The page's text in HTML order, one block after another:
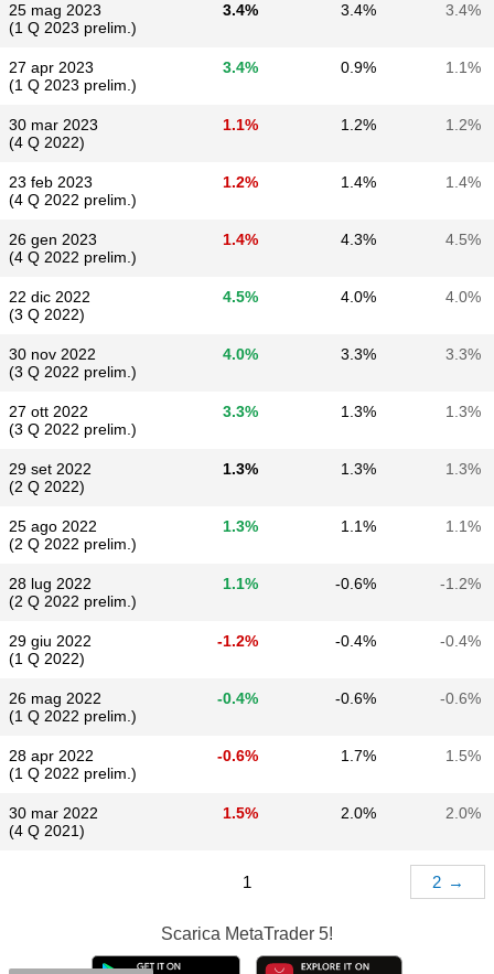
25 mag 2023
(1 Q 2023 prelim.)
3.4% 3.4% 3.4%
27 apr 2023
(1 Q 2023 prelim.)
3.4% 0.9% 1.1%
30 mar 2023
(4 Q 2022)
1.1% 1.2% 1.2%
23 feb 2023
(4 Q 2022 prelim.)
1.2% 1.4% 1.4%
26 gen 2023
(4 Q 2022 prelim.)
1.4% 4.3% 4.5%
22 dic 2022
(3 Q 2022)
4.5% 4.0% 4.0%
30 nov 2022
(3 Q 2022 prelim.)
4.0% 3.3% 3.3%
27 ott 2022
(3 Q 2022 prelim.)
3.3% 1.3% 1.3%
29 set 2022
(2 Q 2022)
1.3% 1.3% 1.3%
25 ago 2022
(2 Q 2022 prelim.)
1.3% 1.1% 1.1%
28 lug 2022
(2 Q 2022 prelim.)
1.1% -0.6% -1.2%
29 giu 2022
(1 Q 2022)
-1.2% -0.4% -0.4%
26 mag 2022
(1 Q 2022 prelim.)
-0.4% -0.6% -0.6%
28 apr 2022
(1 Q 2022 prelim.)
-0.6% 1.7% 1.5%
30 mar 2022
(4 Q 2021)
1.5% 2.0% 2.0%
1 2 →
Scarica MetaTrader 5!